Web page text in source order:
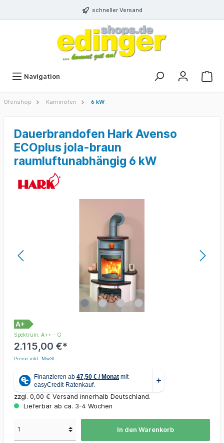
schneller Versand
Navigation
Ofenshop Kaminofen 6 kW
Dauerbrandofen Hark Avenso
ECOplus jola-braun
raumluftunabhängig 6 kW
A+
Spektrum: A++ - G
2.115,00 €*
Preise inkl. MwSt.
zzgl. 0,00 € Versand innerhalb Deutschland.
Lieferbar ab ca. 3-4 Wochen
In den Warenkorb